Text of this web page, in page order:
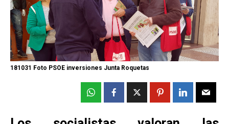
181031 Foto PSOE inversiones Junta Roquetas